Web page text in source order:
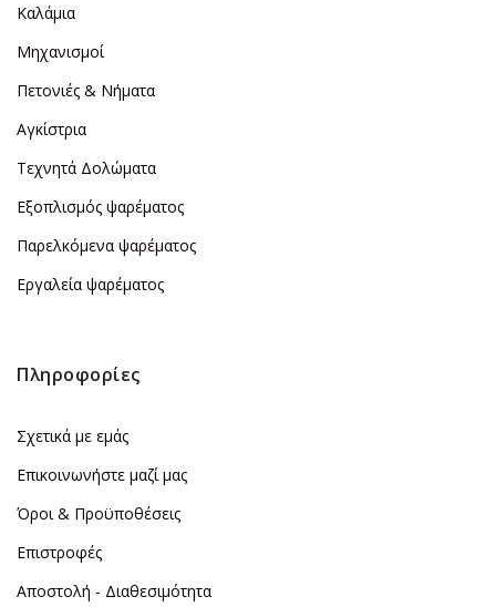
Καλάμια
Μηχανισμοί
Πετονιές & Νήματα
Αγκίστρια
Τεχνητά Δολώματα
Εξοπλισμός ψαρέματος
Παρελκόμενα ψαρέματος
Εργαλεία ψαρέματος
Πληροφορίες
Σχετικά με εμάς
Επικοινωνήστε μαζί μας
Όροι & Προϋποθέσεις
Επιστροφές
Αποστολή - Διαθεσιμότητα